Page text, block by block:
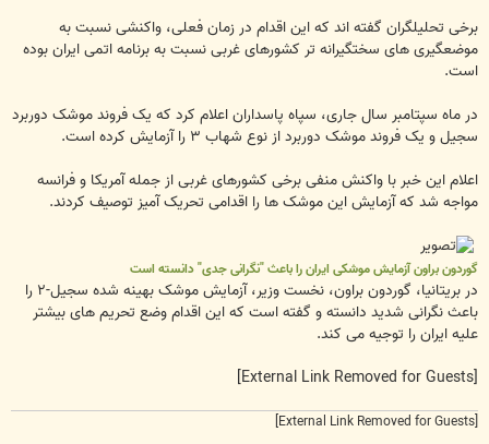
برخی تحلیلگران گفته اند که این اقدام در زمان فعلی، واکنشی نسبت به
موضعگیری های سختگیرانه تر کشورهای غربی نسبت به برنامه اتمی ایران بوده
است.
در ماه سپتامبر سال جاری، سپاه پاسداران اعلام کرد که یک فروند موشک دوربرد
سجیل و یک فروند موشک دوربرد از نوع شهاب ۳ را آزمایش کرده است.
اعلام این خبر با واکنش منفی برخی کشورهای غربی از جمله آمریکا و فرانسه
مواجه شد که آزمایش این موشک ها را اقدامی تحریک آمیز توصیف کردند.
گوردون براون آزمایش موشکی ایران را باعث "نگرانی جدی" دانسته است
در بریتانیا، گوردون براون، نخست وزیر، آزمایش موشک بهینه شده سجیل-۲ را
باعث نگرانی شدید دانسته و گفته است که این اقدام وضع تحریم های بیشتر
علیه ایران را توجیه می کند.
[External Link Removed for Guests]
[External Link Removed for Guests]